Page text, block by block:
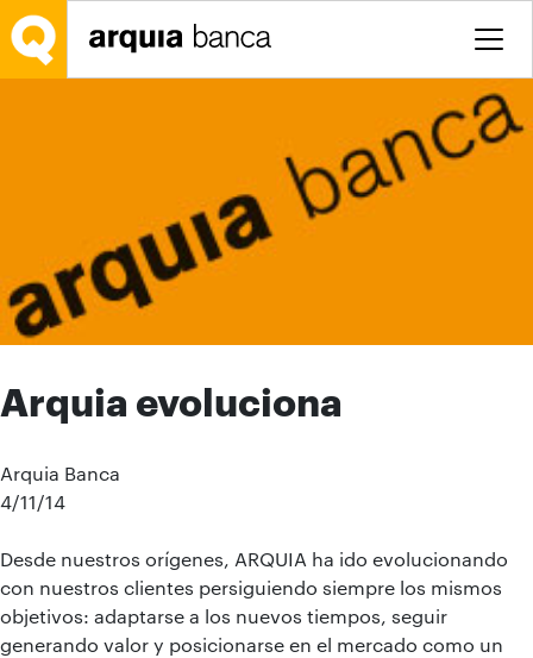
Saltar al contenido principal
Arquia evoluciona
Arquia Banca
4/11/14
Desde nuestros orígenes, ARQUIA ha ido evolucionando
con nuestros clientes persiguiendo siempre los mismos
objetivos: adaptarse a los nuevos tiempos, seguir
generando valor y posicionarse en el mercado como un